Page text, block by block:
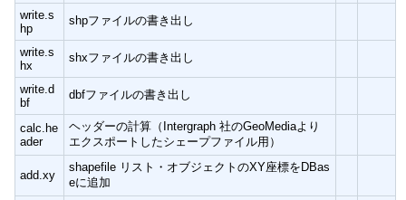
write.s
hp
shpファイルの書き出し
write.s
hx
shxファイルの書き出し
write.d
bf
dbfファイルの書き出し
calc.he
ader
ヘッダーの計算（Intergraph 社のGeoMediaより
エクスポートしたシェープファイル用）
add.xy
shapefile リスト・オブジェクトのXY座標をDBas
eに追加